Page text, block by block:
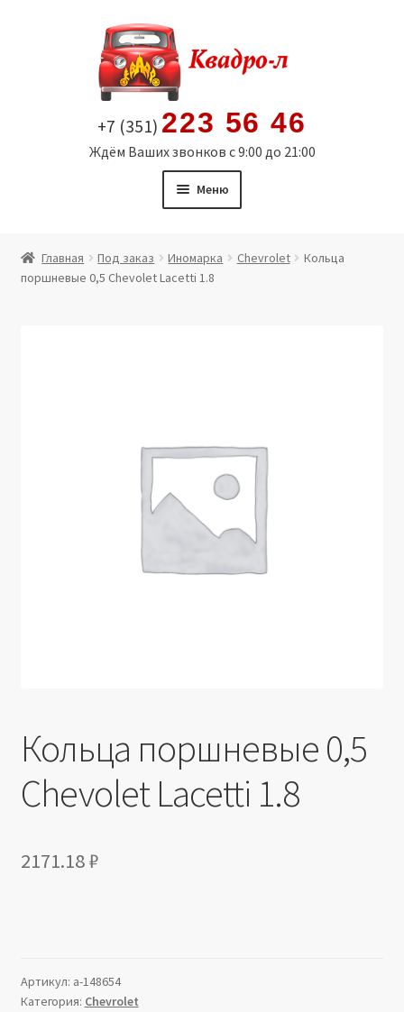
содержимому
+7 (351) 223 56 46
Ждём Ваших звонков с 9:00 до 21:00
Меню
Витрина
Юридические данные
Главная Под заказ Иномарка Chevrolet
Кольца
поршневые 0,5 Chevolet Lacetti 1.8
Кольца поршневые 0,5
Chevolet Lacetti 1.8
2171.18₽
Артикул: a-148654
Категория: Chevrolet